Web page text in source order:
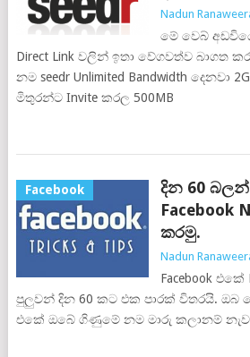
Nadun
මේ වෙබ්
Direct Link වලින් ඉතා වේගවත්ව බාගත
නම seedr Unlimited Bandwidth දෙනවා
මිතුරන්ට Invite කරල 500MB
Facebook
දින 60
Facebook
කරමු.
Nadun
Facebook
පුලුවන් දින 60 කට එක පාරක් විතරයි. ඔබ
එකේ ඔබේ ගිණුමේ නම මාරු කලානම්